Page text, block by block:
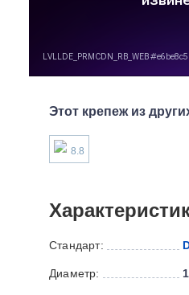
Этот крепеж из
8.8
Стандарт:
Диаметр: